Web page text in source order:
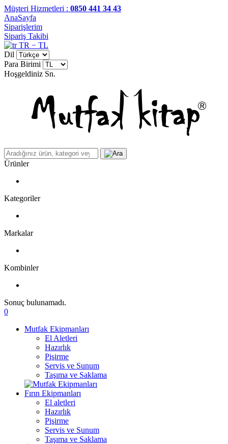
Müşteri Hizmetleri : 0850 441 34 43
AnaSayfa
Siparişlerim
Sipariş Takibi
TR − TL
Dil
Para Birimi
Hoşgeldiniz Sn.
Ürünler
Kategoriler
Markalar
Kombinler
Sonuç bulunamadı.
0
Mutfak Ekipmanları
El Aletleri
Hazırlık
Pişirme
Servis ve Sunum
Taşıma ve Saklama
Fırın Ekipmanları
El aletleri
Hazırlık
Pişirme
Servis ve Sunum
Taşıma ve Saklama